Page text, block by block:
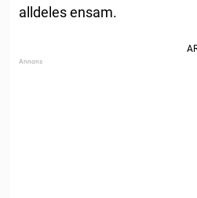
alldeles ensam.